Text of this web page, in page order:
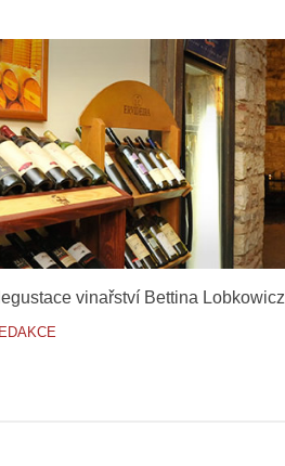
vinařství Bettina Lobkowicz